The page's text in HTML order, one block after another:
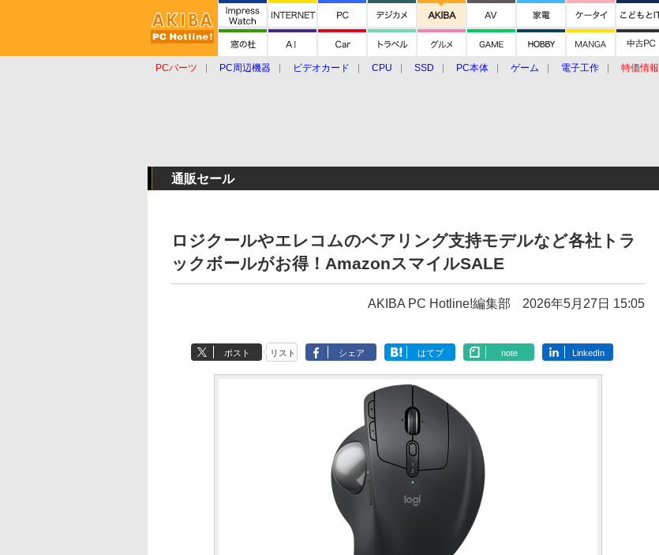
PCパーツ PC周辺機器 ビデオカード CPU SSD PC本体 ゲーム 電子工作 特価情報
通販セール
ロジクールやエレコムのベアリング支持モデルなど各社トラ
ックボールがお得！AmazonスマイルSALE
AKIBA PC Hotline!編集部 2026年5月27日 15:05
ポスト リスト シェア はてブ note LinkedIn